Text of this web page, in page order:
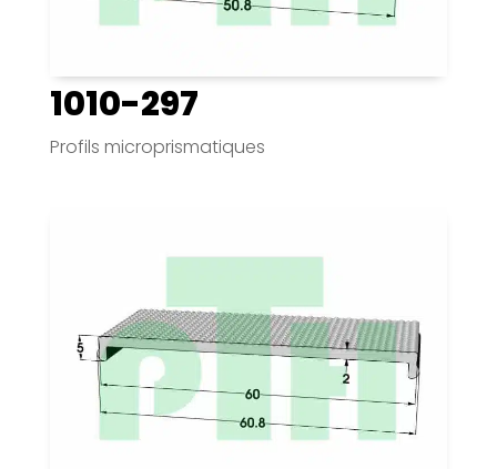
1010-297
Profils microprismatiques